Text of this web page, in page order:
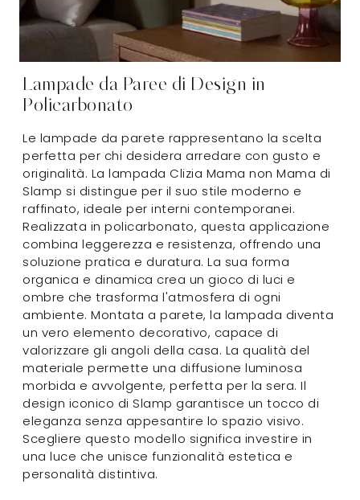
Lampade da Paree di Design in
Policarbonato
Le lampade da parete rappresentano la scelta
perfetta per chi desidera arredare con gusto e
originalità. La lampada Clizia Mama non Mama di
Slamp si distingue per il suo stile moderno e
raffinato, ideale per interni contemporanei.
Realizzata in policarbonato, questa applicazione
combina leggerezza e resistenza, offrendo una
soluzione pratica e duratura. La sua forma
organica e dinamica crea un gioco di luci e
ombre che trasforma l'atmosfera di ogni
ambiente. Montata a parete, la lampada diventa
un vero elemento decorativo, capace di
valorizzare gli angoli della casa. La qualità del
materiale permette una diffusione luminosa
morbida e avvolgente, perfetta per la sera. Il
design iconico di Slamp garantisce un tocco di
eleganza senza appesantire lo spazio visivo.
Scegliere questo modello significa investire in
una luce che unisce funzionalità estetica e
personalità distintiva.